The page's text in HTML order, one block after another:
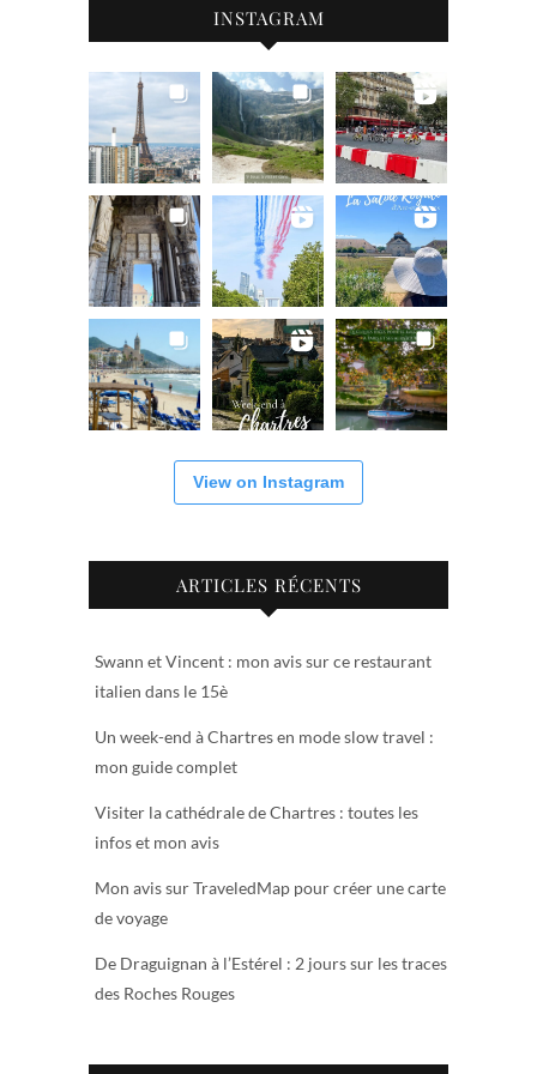
INSTAGRAM
View on Instagram
ARTICLES RÉCENTS
Swann et Vincent : mon avis sur ce restaurant
italien dans le 15è
Un week-end à Chartres en mode slow travel :
mon guide complet
Visiter la cathédrale de Chartres : toutes les
infos et mon avis
Mon avis sur TraveledMap pour créer une carte
de voyage
De Draguignan à l’Estérel : 2 jours sur les traces
des Roches Rouges